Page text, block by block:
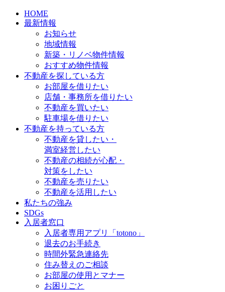
HOME
最新情報
お知らせ
地域情報
新築・リノベ物件情報
おすすめ物件情報
不動産を探している方
お部屋を借りたい
店舗・事務所を借りたい
不動産を買いたい
駐車場を借りたい
不動産を持っている方
不動産を貸したい・
満室経営したい
不動産の相続が心配・
対策をしたい
不動産を売りたい
不動産を活用したい
私たちの強み
SDGs
入居者窓口
入居者専用アプリ「totono」
退去のお手続き
時間外緊急連絡先
住み替えのご相談
お部屋の使用とマナー
お困りごと